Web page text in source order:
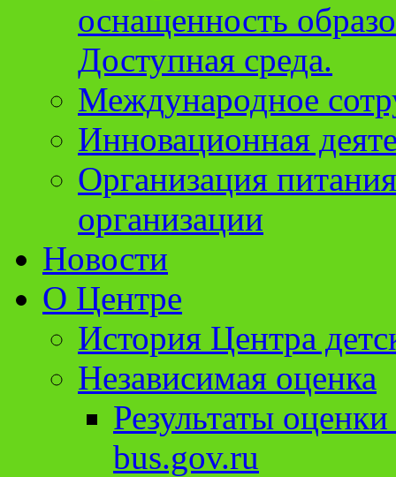
оснащенность
Доступная среда.
Международное
Инновационная
Организация
организации
Новости
О Центре
История Центра
Независимая оценка
Результаты
bus.gov.ru